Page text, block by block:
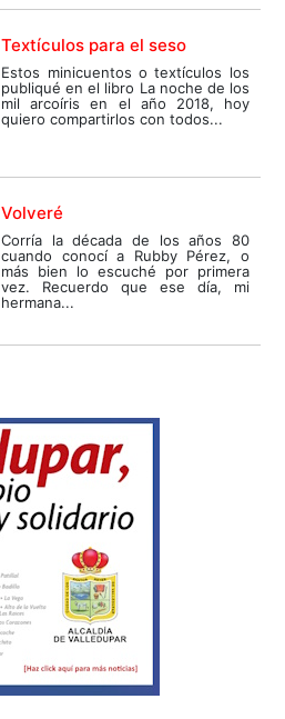
Textículos para el seso
Estos minicuentos o textículos los
publiqué en el libro La noche de los
mil arcoíris en el año 2018, hoy
quiero compartirlos con todos...
Volveré
Corría la década de los años 80
cuando conocí a Rubby Pérez, o
más bien lo escuché por primera
vez. Recuerdo que ese día, mi
hermana...